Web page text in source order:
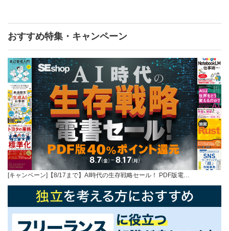
おすすめ特集・キャンペーン
[キャンペーン]【8/17まで】AI時代の生存戦略セール！ PDF版電…